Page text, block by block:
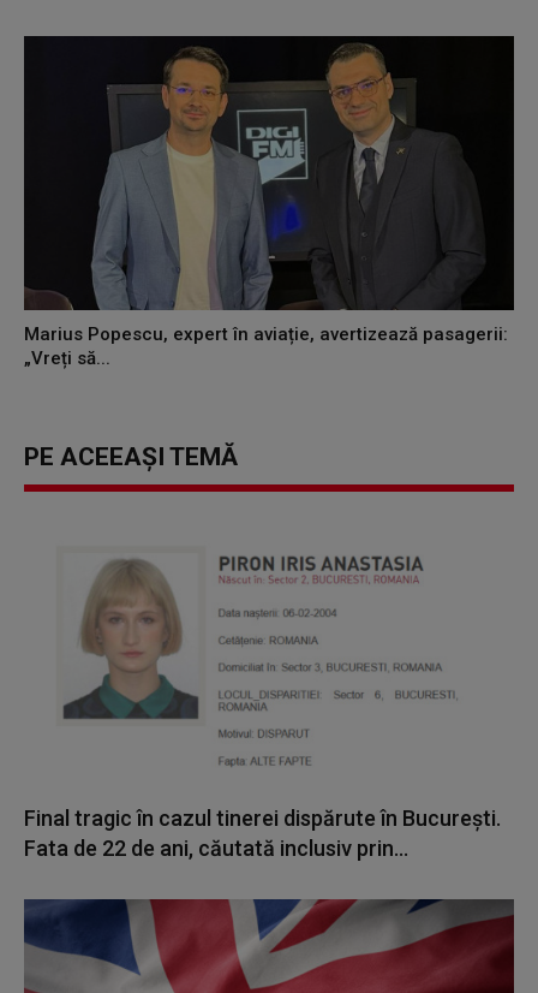
Marius Popescu, expert în aviație, avertizează pasagerii:
„Vreți să...
PE ACEEAȘI TEMĂ
Final tragic în cazul tinerei dispărute în București.
Fata de 22 de ani, căutată inclusiv prin...